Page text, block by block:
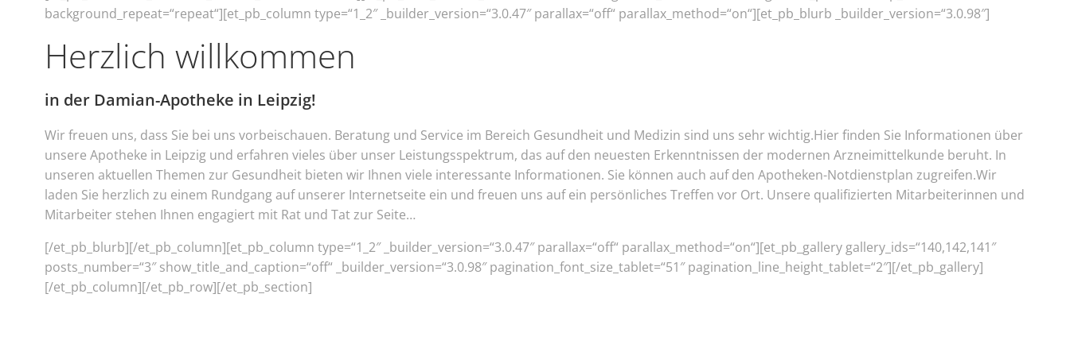
background_repeat=“repeat“][et_pb_column type=“1_2″ _builder_version=“3.0.47″ parallax=“off“ parallax_method=“on“][et_pb_blurb _builder_version=“3.0.98″]
Herzlich willkommen
in der Damian-Apotheke in Leipzig!
Wir freuen uns, dass Sie bei uns vorbeischauen. Beratung und Service im Bereich Gesundheit und Medizin sind uns sehr wichtig.Hier finden Sie Informationen über
unsere Apotheke in Leipzig und erfahren vieles über unser Leistungsspektrum, das auf den neuesten Erkenntnissen der modernen Arzneimittelkunde beruht. In
unseren aktuellen Themen zur Gesundheit bieten wir Ihnen viele interessante Informationen. Sie können auch auf den Apotheken-Notdienstplan zugreifen.Wir
laden Sie herzlich zu einem Rundgang auf unserer Internetseite ein und freuen uns auf ein persönliches Treffen vor Ort. Unsere qualifizierten Mitarbeiterinnen und
Mitarbeiter stehen Ihnen engagiert mit Rat und Tat zur Seite…
[/et_pb_blurb][/et_pb_column][et_pb_column type=“1_2″ _builder_version=“3.0.47″ parallax=“off“ parallax_method=“on“][et_pb_gallery gallery_ids=“140,142,141″
posts_number=“3″ show_title_and_caption=“off“ _builder_version=“3.0.98″ pagination_font_size_tablet=“51″ pagination_line_height_tablet=“2″][/et_pb_gallery]
[/et_pb_column][/et_pb_row][/et_pb_section]